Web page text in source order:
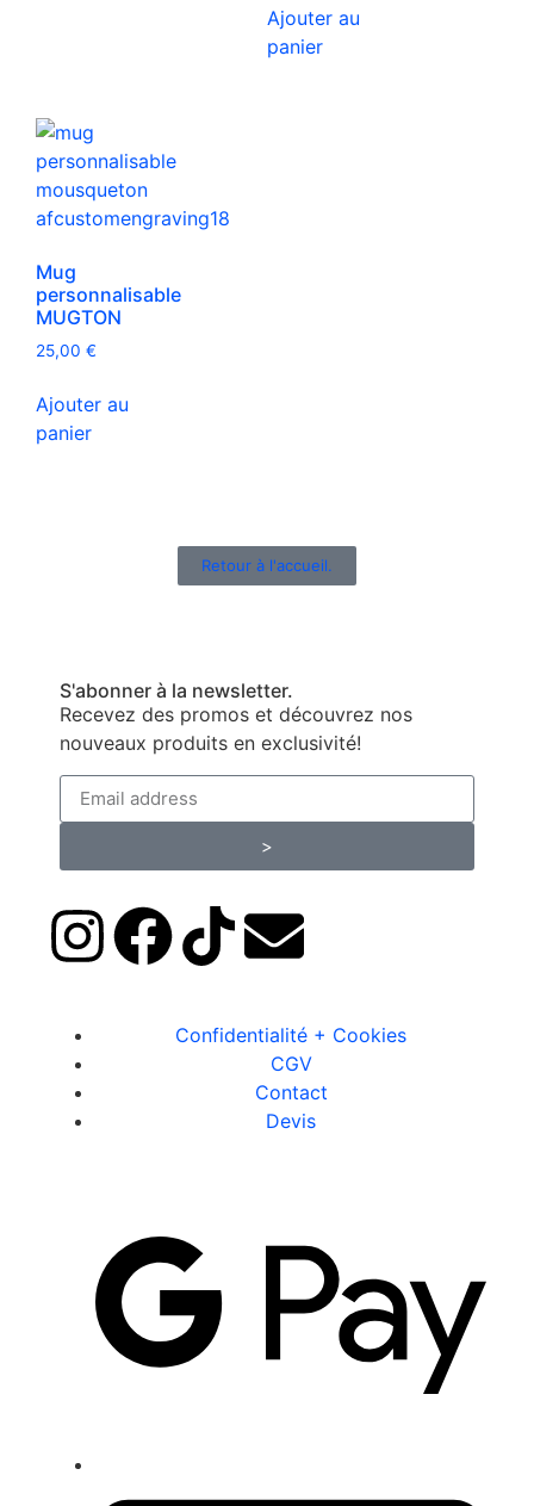
Ajouter au
panier
Mug
personnalisable
MUGTON
25,00 €
Ajouter au
panier
Retour à l'accueil.
S'abonner à la newsletter.
Recevez des promos et découvrez nos
nouveaux produits en exclusivité!
>
Confidentialité + Cookies
CGV
Contact
Devis